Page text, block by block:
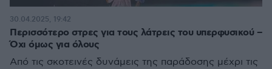
Περισσότερο στρες για τους λάτρεις του υπερφυσικού –
Όχι όμως για όλους
Από τις σκοτεινές δυνάμεις της παράδοσης μέχρι τις
30.04.2025, 19:42